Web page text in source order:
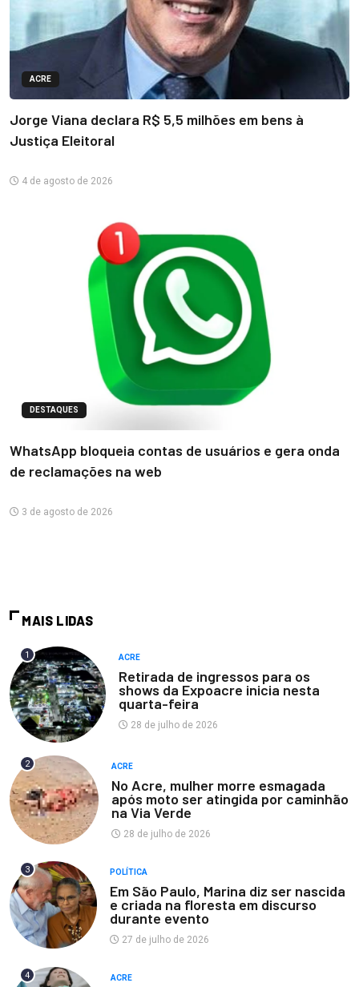
ACRE
Jorge Viana declara R$ 5,5 milhões em bens à
Justiça Eleitoral
4 de agosto de 2026
DESTAQUES
WhatsApp bloqueia contas de usuários e gera onda
de reclamações na web
3 de agosto de 2026
MAIS LIDAS
1 ACRE
Retirada de ingressos para os
shows da Expoacre inicia nesta
quarta-feira
28 de julho de 2026
2 ACRE
No Acre, mulher morre esmagada
após moto ser atingida por caminhão
na Via Verde
28 de julho de 2026
3 POLÍTICA
Em São Paulo, Marina diz ser nascida
e criada na floresta em discurso
durante evento
27 de julho de 2026
4 ACRE